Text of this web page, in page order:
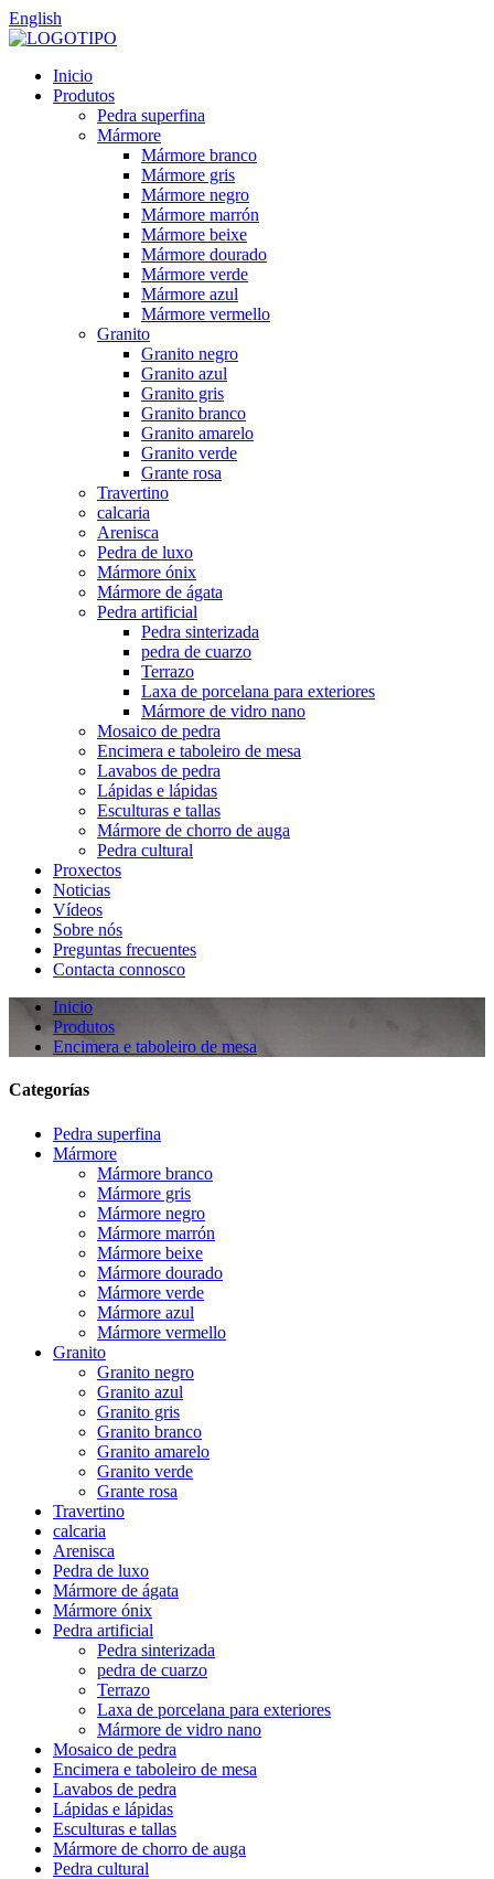
English
Inicio
Produtos
Pedra superfina
Mármore
Mármore branco
Mármore gris
Mármore negro
Mármore marrón
Mármore beixe
Mármore dourado
Mármore verde
Mármore azul
Mármore vermello
Granito
Granito negro
Granito azul
Granito gris
Granito branco
Granito amarelo
Granito verde
Grante rosa
Travertino
calcaria
Arenisca
Pedra de luxo
Mármore ónix
Mármore de ágata
Pedra artificial
Pedra sinterizada
pedra de cuarzo
Terrazo
Laxa de porcelana para exteriores
Mármore de vidro nano
Mosaico de pedra
Encimera e taboleiro de mesa
Lavabos de pedra
Lápidas e lápidas
Esculturas e tallas
Mármore de chorro de auga
Pedra cultural
Proxectos
Noticias
Vídeos
Sobre nós
Preguntas frecuentes
Contacta connosco
Inicio
Produtos
Encimera e taboleiro de mesa
Categorías
Pedra superfina
Mármore
Mármore branco
Mármore gris
Mármore negro
Mármore marrón
Mármore beixe
Mármore dourado
Mármore verde
Mármore azul
Mármore vermello
Granito
Granito negro
Granito azul
Granito gris
Granito branco
Granito amarelo
Granito verde
Grante rosa
Travertino
calcaria
Arenisca
Pedra de luxo
Mármore de ágata
Mármore ónix
Pedra artificial
Pedra sinterizada
pedra de cuarzo
Terrazo
Laxa de porcelana para exteriores
Mármore de vidro nano
Mosaico de pedra
Encimera e taboleiro de mesa
Lavabos de pedra
Lápidas e lápidas
Esculturas e tallas
Mármore de chorro de auga
Pedra cultural